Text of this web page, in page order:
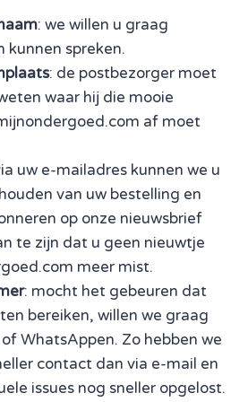
: we willen u graag
kunnen spreken.
: de postbezorger moet
waar hij die mooie
af moet
uw e-mailadres kunnen we u
van uw bestelling en
op onze nieuwsbrief
te zijn dat u geen nieuwtje
meer mist.
: mocht het gebeuren dat
bereiken, willen we graag
WhatsAppen. Zo hebben we
contact dan via e-mail en
issues nog sneller opgelost.